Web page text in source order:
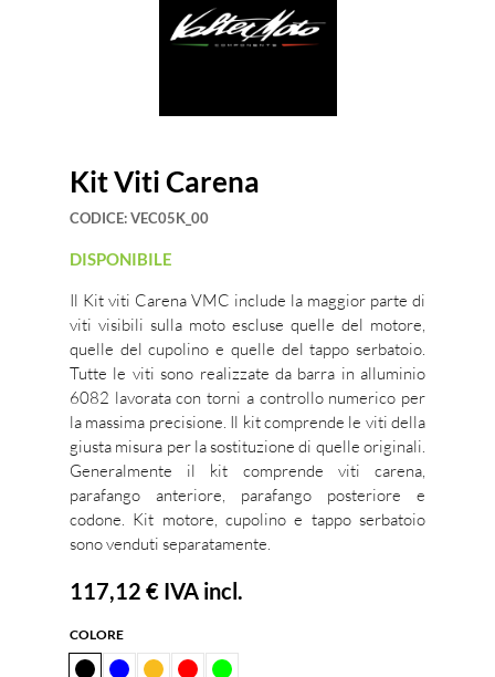
Kit Viti Carena
CODICE:VEC05K_00
DISPONIBILE
Il Kit viti Carena VMC include la maggior parte di
viti visibili sulla moto escluse quelle del motore,
quelle del cupolino e quelle del tappo serbatoio.
Tutte le viti sono realizzate da barra in alluminio
6082 lavorata con torni a controllo numerico per
la massima precisione. Il kit comprende le viti della
giusta misura per la sostituzione di quelle originali.
Generalmente il kit comprende viti carena,
parafango anteriore, parafango posteriore e
codone. Kit motore, cupolino e tappo serbatoio
sono venduti separatamente.
117,12 € IVA incl.
COLORE